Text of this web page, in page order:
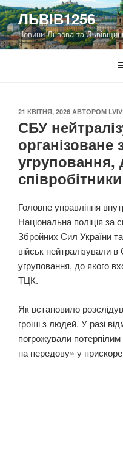
Перейти
до
вмісту
ЛЬВІВ1256
Новини Львова та
ОПУБЛІКОВАНО
21 КВІТНЯ, 2026 АВТОРОМ
СБУ
організоване
угруповання,
Головне управління
Національна поліція за
Збройних Сил України
військ нейтралізували
угруповання, до якого
ТЦК.
Як встановило
гроші з людей. У разі
погрожували
на передову» у